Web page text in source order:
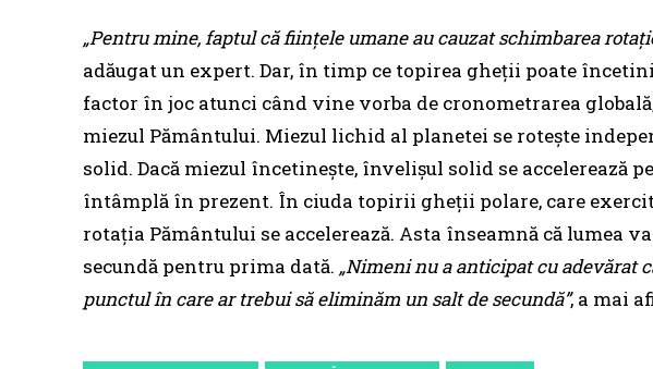
„Pentru mine, faptul că ființele umane au cauzat schimbarea
adăugat un expert. Dar, în timp ce topirea gheții poate
factor în joc atunci când vine vorba de cronometrarea
miezul Pământului. Miezul lichid al planetei se rotește
solid. Dacă miezul încetinește, învelișul solid se accelerează
întâmplă în prezent. În ciuda topirii gheții polare, care
rotația Pământului se accelerează. Asta înseamnă că lumea
secundă pentru prima dată. „Nimeni nu a anticipat cu adevărat
punctul în care ar trebui să eliminăm un salt de secundă”, a mai